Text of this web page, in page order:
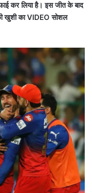
कर लिया है। इस जीत के बाद
खुशी का VIDEO सोशल